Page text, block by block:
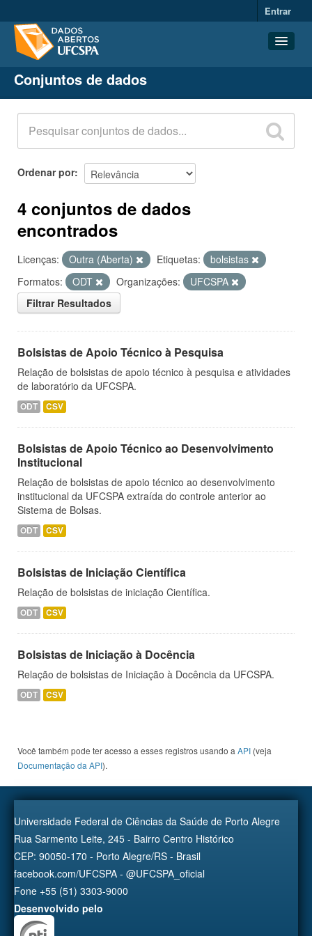
Entrar
Conjuntos de dados
Organizações
Grupos
Sobre
Conjuntos de dados
Ordenar por
4 conjuntos de dados
encontrados
Licenças: Outra (Aberta) Etiquetas:
bolsistas
Formatos:
ODT Organizações:
UFCSPA
Filtrar Resultados
Bolsistas de Apoio Técnico à Pesquisa
Relação de bolsistas de apoio técnico à pesquisa e atividades
de laboratório da UFCSPA.
ODT CSV
Bolsistas de Apoio Técnico ao Desenvolvimento
Institucional
Relação de bolsistas de apoio técnico ao desenvolvimento
institucional da UFCSPA extraída do controle anterior ao
Sistema de Bolsas.
ODT CSV
Bolsistas de Iniciação Científica
Relação de bolsistas de iniciação Científica.
ODT CSV
Bolsistas de Iniciação à Docência
Relação de bolsistas de Iniciação à Docência da UFCSPA.
ODT CSV
Você também pode ter acesso a esses registros usando a API (veja
Documentação da API).
Universidade Federal de Ciências da Saúde de Porto Alegre
Rua Sarmento Leite, 245 - Bairro Centro Histórico
CEP: 90050-170 - Porto Alegre/RS - Brasil
facebook.com/UFCSPA - @UFCSPA_oficial
Fone +55 (51) 3303-9000
Desenvolvido pelo